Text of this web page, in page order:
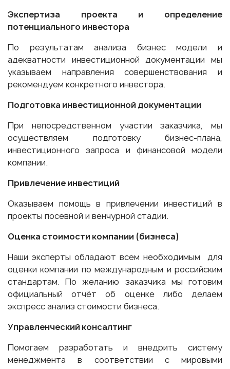
Экспертиза проекта и определение
потенциального инвестора
По результатам анализа бизнес модели и
адекватности инвестиционной документации мы
указываем направления совершенствования и
рекомендуем конкретного инвестора.
Подготовка инвестиционной документации
При непосредственном участии заказчика, мы
осуществляем подготовку бизнес-плана,
инвестиционного запроса и финансовой модели
компании.
Привлечение инвестиций
Оказываем помощь в привлечении инвестиций в
проекты посевной и венчурной стадии.
Оценка стоимости компании (бизнеса)
Наши эксперты обладают всем необходимым для
оценки компании по международным и российским
стандартам. По желанию заказчика мы готовим
официальный отчёт об оценке либо делаем
экспресс анализ стоимости бизнеса.
Управленческий консалтинг
Помогаем разработать и внедрить систему
менеджмента в соответствии с мировыми